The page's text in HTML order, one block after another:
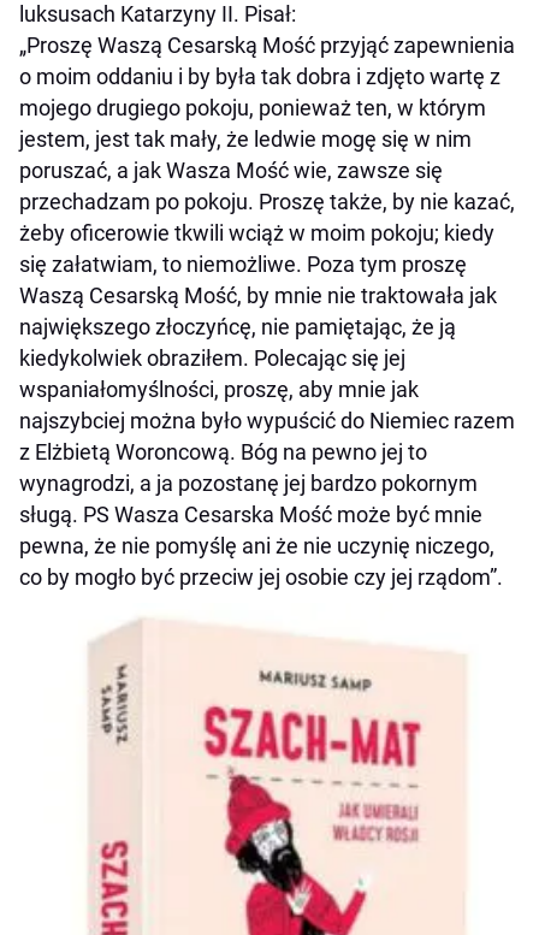
luksusach Katarzyny II. Pisał:
„Proszę Waszą Cesarską Mość przyjąć zapewnienia
o moim oddaniu i by była tak dobra i zdjęto wartę z
mojego drugiego pokoju, ponieważ ten, w którym
jestem, jest tak mały, że ledwie mogę się w nim
poruszać, a jak Wasza Mość wie, zawsze się
przechadzam po pokoju. Proszę także, by nie kazać,
żeby oficerowie tkwili wciąż w moim pokoju; kiedy
się załatwiam, to niemożliwe. Poza tym proszę
Waszą Cesarską Mość, by mnie nie traktowała jak
największego złoczyńcę, nie pamiętając, że ją
kiedykolwiek obraziłem. Polecając się jej
wspaniałomyślności, proszę, aby mnie jak
najszybciej można było wypuścić do Niemiec razem
z Elżbietą Woroncową. Bóg na pewno jej to
wynagrodzi, a ja pozostanę jej bardzo pokornym
sługą. PS Wasza Cesarska Mość może być mnie
pewna, że nie pomyślę ani że nie uczynię niczego,
co by mogło być przeciw jej osobie czy jej rządom”.